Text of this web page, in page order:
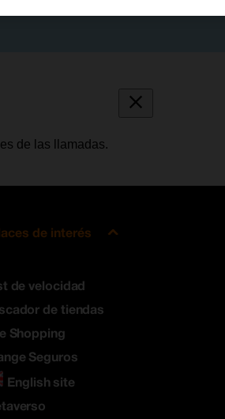
de las llamadas.
de interés
de velocidad
de tiendas
Shopping
Seguros
English site